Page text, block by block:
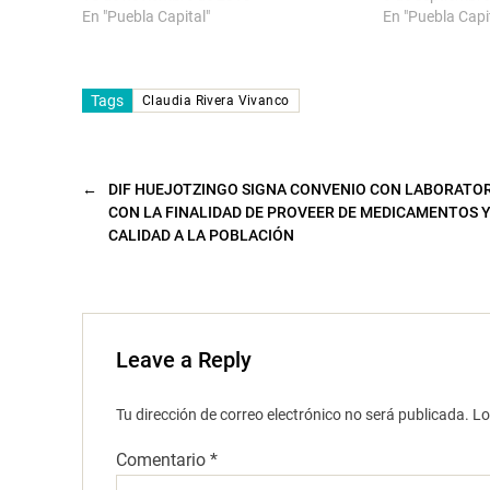
a
)
n
u
n
t
u
e
v
a
)
En "Puebla Capital"
En "Puebla
Tags Claudia Rivera Vivanco
←
DIF HUEJOTZINGO SIGNA CONVENIO CON
CON LA FINALIDAD DE PROVEER DE MEDICAMENTOS
CALIDAD A LA POBLACIÓN
Leave a Reply
Tu dirección de correo electrónico no será publicada.
Comentario *